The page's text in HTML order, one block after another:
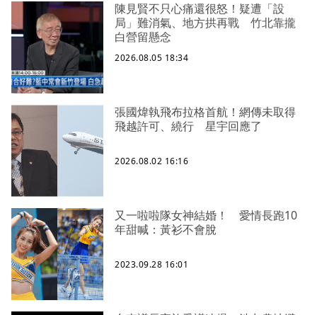
陳見賢不只心痛還很怒！疑遭「設
局」難消氣、地方拱再戰 竹北靠攏
白營留懸念
2026.08.05 18:34
張國煒執飛布拉格首航！網傳未取得
飛越許可、繞行 星宇回應了
2026.08.02 16:16
又一啦啦隊女神結婚！ 愛情長跑10
年甜喊：黃衫不會脫
2023.09.28 16:01